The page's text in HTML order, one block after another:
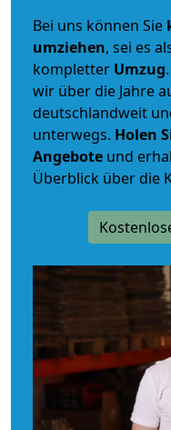
Bei uns können Sie
umziehen, sei es
kompletter Umzug
wir über die Jahre
deutschlandweit
unterwegs. Holen
Angebote und
Überblick über die